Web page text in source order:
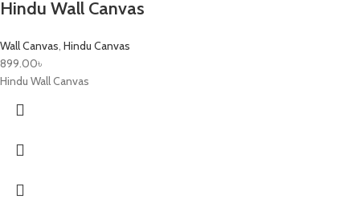
Hindu Wall Canvas
Wall Canvas, Hindu Canvas
899.00৳
Hindu Wall Canvas